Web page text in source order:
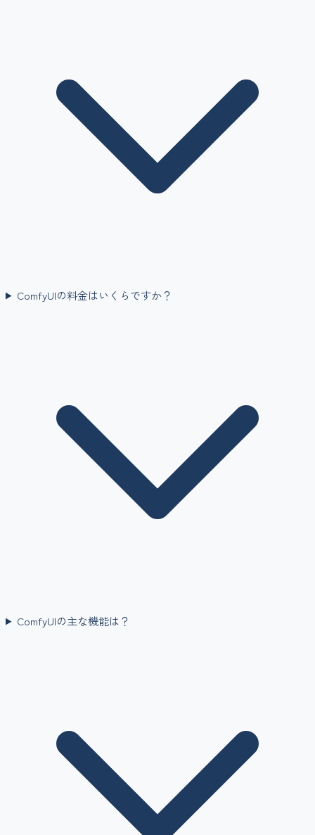
ComfyUIの料金はいくらですか？
ComfyUIの主な機能は？